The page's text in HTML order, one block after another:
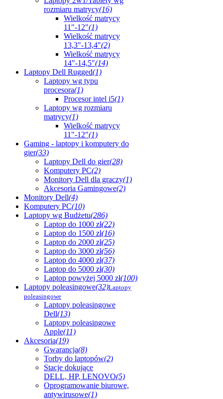
rozmiaru matrycy(16)
Wielkość matrycy
11"-12"(1)
Wielkość matrycy
13,3"-13,4"(2)
Wielkość matrycy
14"-14,5"(14)
Laptopy Dell Rugged(1)
Laptopy wg typu
procesora(1)
Procesor intel i5(1)
Laptopy wg rozmiaru
matrycy(1)
Wielkość matrycy
11"-12"(1)
Gaming - laptopy i komputery do
gier(33)
Laptopy Dell do gier(28)
Komputery PC(2)
Monitory Dell dla graczy(1)
Akcesoria Gamingowe(2)
Monitory Dell(4)
Komputery PC(10)
Laptopy wg Budżetu(286)
Laptop do 1000 zł(22)
Laptop do 1500 zł(16)
Laptop do 2000 zł(25)
Laptop do 3000 zł(56)
Laptop do 4000 zł(37)
Laptop do 5000 zł(30)
Laptop powyżej 5000 zł(100)
Laptopy poleasingowe(32)Laptopy
poleasingowe
Laptopy poleasingowe
Dell(13)
Laptopy poleasingowe
Apple(11)
Akcesoria(19)
Gwarancja(8)
Torby do laptopów(2)
Stacje dokujące
DELL, HP, LENOVO(5)
Oprogramowanie biurowe,
antywirusowe(1)